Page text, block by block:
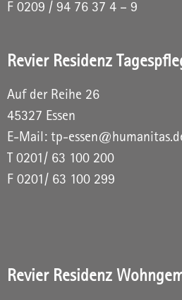
F 0209 / 94 76 37 4 – 9
Revier Residenz
Auf der Reihe 26
45327 Essen
E-Mail: tp-
T 0201/ 63 100 200
F 0201/ 63 100 299
Revier Residenz